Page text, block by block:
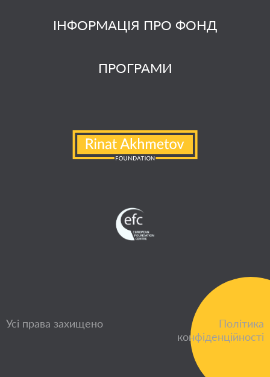
ІНФОРМАЦІЯ ПРО ФОНД
ПРОГРАМИ
Усі права захищено
Політика
конфіденційності